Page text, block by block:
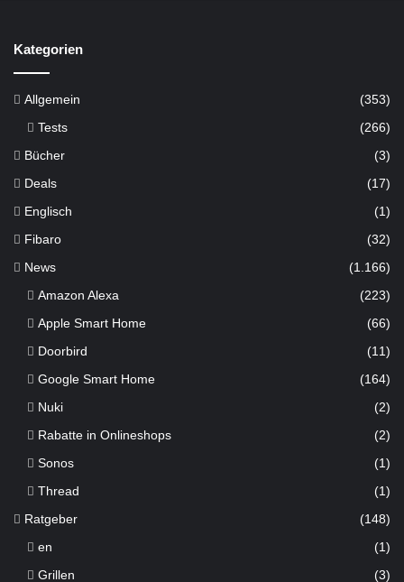
Kategorien
Allgemein (353)
Tests (266)
Bücher (3)
Deals (17)
Englisch (1)
Fibaro (32)
News (1.166)
Amazon Alexa
(223)
Apple Smart Home
(66)
Doorbird
(11)
Google Smart Home
(164)
Nuki
(2)
Rabatte in Onlineshops
(2)
Sonos
(1)
Thread
(1)
Ratgeber (148)
en
(1)
Grillen
(3)